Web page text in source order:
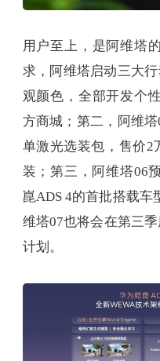
用户至上，是阿维塔
求，阿维塔启动三大
观颜色，全部开发个
方商城；第二，阿维
单激光选装包，售价2
装；第三，阿维塔06
崑ADS 4的首批搭载车
维塔07也将会在第三
计划。